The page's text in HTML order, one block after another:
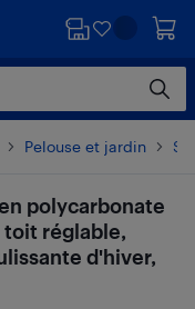
Pelouse et jardin
polycarbonate
toit réglable,
d'hiver,